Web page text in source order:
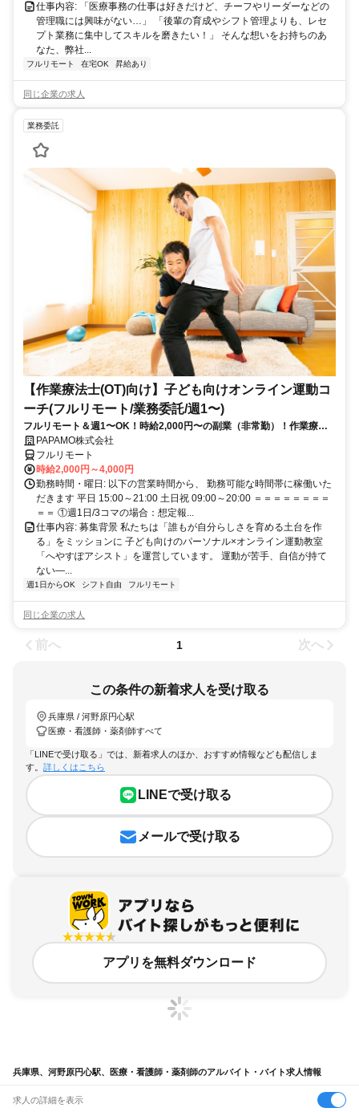
仕事内容: 「医療事務の仕事は好きだけど、チーフやリーダーなどの
管理職には興味がない…」 「後輩の育成やシフト管理よりも、レセ
プト業務に集中してスキルを磨きたい！」 そんな想いをお持ちのあ
なた、弊社...
フルリモート 在宅OK 昇給あり
同じ企業の求人
業務委託
【作業療法士(OT)向け】子ども向けオンライン運動コ
ーチ(フルリモート/業務委託/週1〜)
フルリモート＆週1〜OK！時給2,000円〜の副業（非常勤）！作業療法
士として培ってきた経験を活かしながら、スキマ時間で子どもを支援で
きるお仕事です◎
PAPAMO株式会社
フルリモート
時給2,000円～4,000円
勤務時間・曜日: 以下の営業時間から、 勤務可能な時間帯に稼働いた
だきます 平日 15:00～21:00 土日祝 09:00～20:00 ＝＝＝＝＝＝＝＝
＝＝ ①週1日/3コマの場合：想定報...
仕事内容: 募集背景 私たちは「誰もが自分らしさを育める土台を作
る」をミッションに 子ども向けのパーソナル×オンライン運動教室
「へやすぽアシスト」を運営しています。 運動が苦手、自信が持て
ない—...
週1日からOK シフト自由 フルリモート
同じ企業の求人
前へ 1 次へ
この条件の新着求人を受け取る
兵庫県 / 河野原円心駅
医療・看護師・薬剤師すべて
「LINEで受け取る」では、新着求人のほか、おすすめ情報なども配信しま
す。 詳しくはこちら
LINEで受け取る
メールで受け取る
アプリを無料ダウンロード
兵庫県、河野原円心駅、医療・看護師・薬剤師のアルバイト・バイト求人情報
求人の詳細を表示